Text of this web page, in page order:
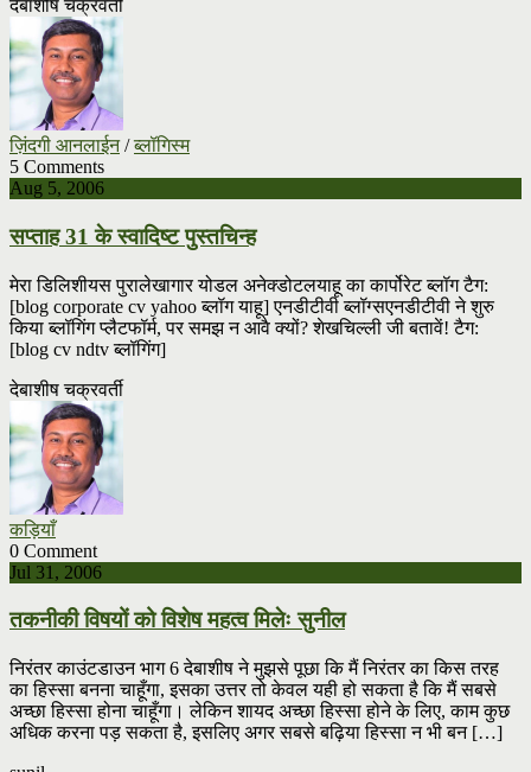
देबाशीष चक्रवर्ती
ज़िंदगी आनलाईन/ब्लॉगिस्म
5 Comments
Aug 5, 2006
सप्ताह 31 के स्वादिष्ट पुस्तचिन्ह
मेरा डिलिशीयस पुरालेखागार योडल अनेक्डोटलयाहू का कार्पोरेट ब्लॉग टैग:
[blog corporate cv yahoo ब्लॉग याहू] एनडीटीवी ब्लॉग्सएनडीटीवी ने शुरु
किया ब्लॉगिंग प्लैटफॉर्म, पर समझ न आवै क्यों? शेखचिल्ली जी बतावें! टैग:
[blog cv ndtv ब्लॉगिंग]
देबाशीष चक्रवर्ती
कड़ियाँ
0 Comment
Jul 31, 2006
तकनीकी विषयों को विशेष महत्व मिलेः सुनील
निरंतर काउंटडाउन भाग 6 देबाशीष ने मुझसे पूछा कि मैं निरंतर का किस तरह
का हिस्सा बनना चाहूँगा, इसका उत्तर तो केवल यही हो सकता है कि मैं सबसे
अच्छा हिस्सा होना चाहूँगा। लेकिन शायद अच्छा हिस्सा होने के लिए, काम कुछ
अधिक करना पड़ सकता है, इसलिए अगर सबसे बढ़िया हिस्सा न भी बन […]